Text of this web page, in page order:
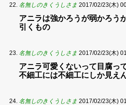
名無しのきくうしさま 2017/02/23(木)
アニラは強かろうが弱かろう
引くもの
名無しのきくうしさま 2017/02/23(木)
アニラ可愛くないって目腐っ
不細工には不細工にしか見え
名無しのきくうしさま 2017/02/23(木)